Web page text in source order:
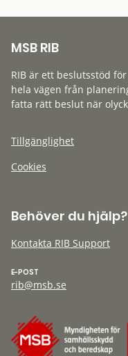
MSB RIB
RIB är ett beslutsstöd
hela vägen från
fatta rätt beslut när
Tillgänglighet
Cookies
Behöver du hjälp?
Kontakta RIB Support
E-POST
rib@msb.se